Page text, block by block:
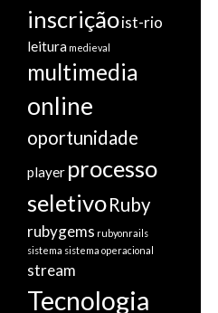
inscriçãoist-rio
leitura medieval
multimedia
online
oportunidade
player processo
seletivoRuby
rubygems rubyonrails
sistema sistema operacional
stream
Tecnologia